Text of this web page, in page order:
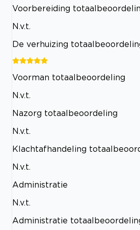
Voorbereiding
N.v.t.
De verhuizing
Voorman totaalbeoordeling
N.v.t.
Nazorg totaalbeoordeling
N.v.t.
Klachtafhandeling
N.v.t.
Administratie
N.v.t.
Administratie